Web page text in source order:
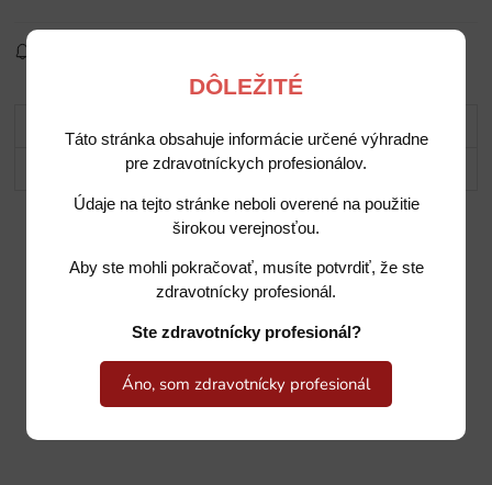
DÔLEŽITÉ
Táto stránka obsahuje informácie určené výhradne
pre zdravotníckych profesionálov.
Údaje na tejto stránke neboli overené na použitie
širokou verejnosťou.
Aby ste mohli pokračovať, musíte potvrdiť, že ste
zdravotnícky profesionál.
Ste zdravotnícky profesionál?
Áno, som zdravotnícky profesionál
Potrebujete poradiť?